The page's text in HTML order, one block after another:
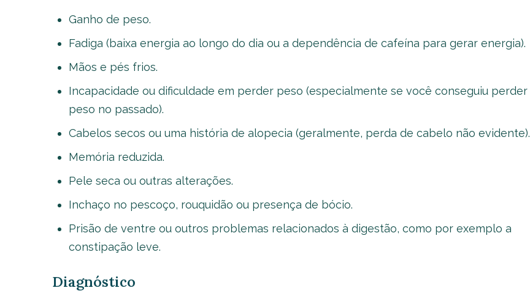
Ganho de peso.
Fadiga (baixa energia ao longo do dia ou a dependência de cafeína para gerar energia).
Mãos e pés frios.
Incapacidade ou dificuldade em perder peso (especialmente se você conseguiu perder
peso no passado).
Cabelos secos ou uma história de alopecia (geralmente, perda de cabelo não evidente).
Memória reduzida.
Pele seca ou outras alterações.
Inchaço no pescoço, rouquidão ou presença de bócio.
Prisão de ventre ou outros problemas relacionados à digestão, como por exemplo a
constipação leve.
Diagnóstico